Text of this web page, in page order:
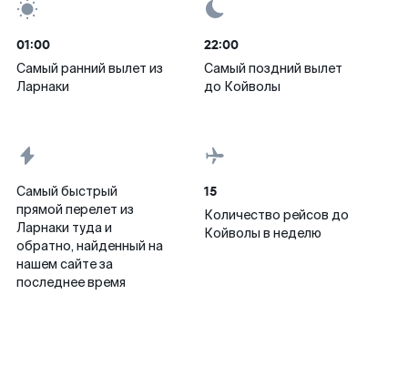
01:00
Самый ранний вылет из
Ларнаки
22:00
Самый поздний вылет
до Койволы
Самый быстрый
прямой перелет из
Ларнаки туда и
обратно, найденный на
нашем сайте за
последнее время
15
Количество рейсов до
Койволы в неделю